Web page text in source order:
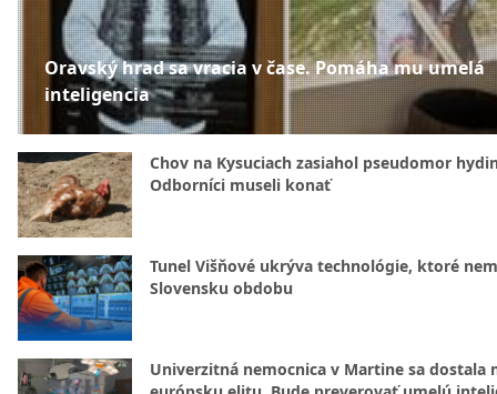
Oravský hrad sa vracia v čase. Pomáha mu umelá
inteligencia
Chov na Kysuciach zasiahol pseudomor
Odborníci museli konať
Tunel Višňové ukrýva technológie, ktoré
Slovensku obdobu
Univerzitná nemocnica v Martine sa dostala